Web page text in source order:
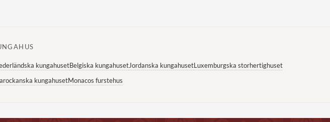
kungahusetBelgiska kungahusetJordanska kungahusetLuxemburgska storhertighuset
kungahusetMonacos furstehus